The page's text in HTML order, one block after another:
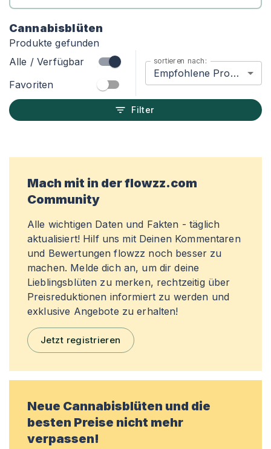
Cannabisblüten
Produkte gefunden
Alle / Verfügbar
Favoriten
sortieren nach:
Empfohlene Produkte
Filter
Mach mit in der flowzz.com
Community
Alle wichtigen Daten und Fakten - täglich
aktualisiert! Hilf uns mit Deinen Kommentaren
und Bewertungen flowzz noch besser zu
machen. Melde dich an, um dir deine
Lieblingsblüten zu merken, rechtzeitig über
Preisreduktionen informiert zu werden und
exklusive Angebote zu erhalten!
Jetzt registrieren
Neue Cannabisblüten und die
besten Preise nicht mehr
verpassen!